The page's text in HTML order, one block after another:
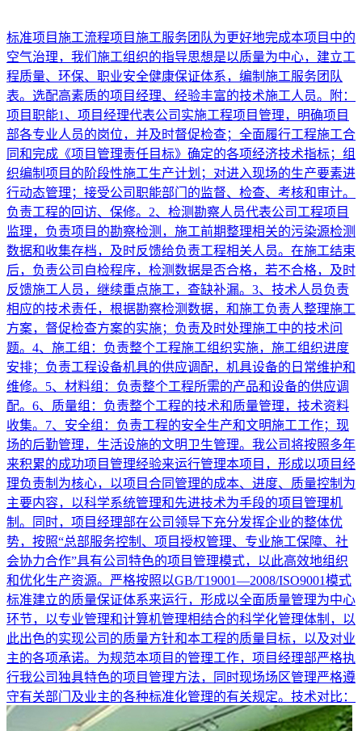
标准项目施工流程项目施工服务团队为更好地完成本项目中的
空气治理，我们施工组织的指导思想是以质量为中心，建立工
程质量、环保、职业安全健康保证体系，编制施工服务团队
表。选配高素质的项目经理、经验丰富的技术施工人员。附：
项目职能1、项目经理代表公司实施工程项目管理，明确项目
部各专业人员的岗位，并及时督促检查；全面履行工程施工合
同和完成《项目管理责任目标》确定的各项经济技术指标；组
织编制项目的阶段性施工生产计划；对进入现场的生产要素进
行动态管理；接受公司职能部门的监督、检查、考核和审计。
负责工程的回访、保修。2、检测勘察人员代表公司工程项目
监理，负责项目的勘察检测，施工前期整理相关的污染源检测
数据和收集存档，及时反馈给负责工程相关人员。在施工结束
后，负责公司自检程序，检测数据是否合格，若不合格，及时
反馈施工人员，继续重点施工，查缺补漏。3、技术人员负责
相应的技术责任，根据勘察检测数据，和施工负责人整理施工
方案，督促检查方案的实施；负责及时处理施工中的技术问
题。4、施工组：负责整个工程施工组织实施，施工组织进度
安排；负责工程设备机具的供应调配，机具设备的日常维护和
维修。5、材料组：负责整个工程所需的产品和设备的供应调
配。6、质量组：负责整个工程的技术和质量管理，技术资料
收集。7、安全组：负责工程的安全生产和文明施工工作；现
场的后勤管理，生活设施的文明卫生管理。我公司将按照多年
来积累的成功项目管理经验来运行管理本项目，形成以项目经
理负责制为核心，以项目合同管理的成本、进度、质量控制为
主要内容，以科学系统管理和先进技术为手段的项目管理机
制。同时，项目经理部在公司领导下充分发挥企业的整体优
势，按照“总部服务控制、项目授权管理、专业施工保障、社
会协力合作”具有公司特色的项目管理模式，以此高效地组织
和优化生产资源。严格按照以GB/T19001—2008/ISO9001模式
标准建立的质量保证体系来运行，形成以全面质量管理为中心
环节，以专业管理和计算机管理相结合的科学化管理体制，以
此出色的实现公司的质量方针和本工程的质量目标，以及对业
主的各项承诺。为规范本项目的管理工作，项目经理部严格执
行我公司独具特色的项目管理方法，同时现场场区管理严格遵
守有关部门及业主的各种标准化管理的有关规定。技术对比：